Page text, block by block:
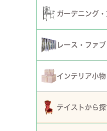
コンソールテーブ
セット
シャンデリア・天
ミラー
ウォールデコレー
ガーデニング・
ガーデンファニチ
ガーデン装飾・置
レース・ファ
ティッシュボック
テーブルセンター
インテリア小物
ティッシュボック
テイストから探